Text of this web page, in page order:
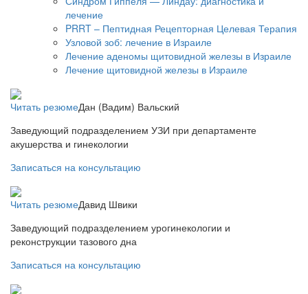
лечение
PRRT – Пептидная Рецепторная Целевая Терапия
Узловой зоб: лечение в Израиле
Лечение аденомы щитовидной железы в Израиле
Лечение щитовидной железы в Израиле
Читать резюмеДан (Вадим) Вальский
Заведующий подразделением УЗИ при департаменте
акушерства и гинекологии
Записаться на консультацию
Читать резюмеДавид Швики
Заведующий подразделением урогинекологии и
реконструкции тазового дна
Записаться на консультацию